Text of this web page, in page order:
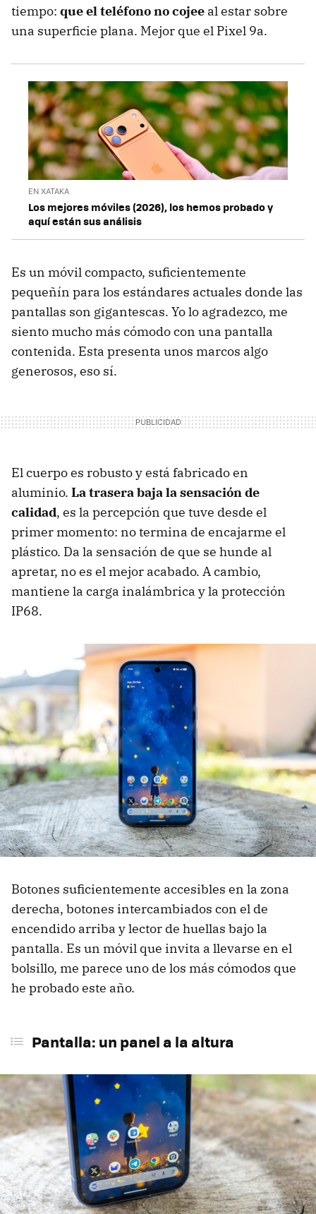
tiempo: que el teléfono no cojee al estar sobre
una superficie plana. Mejor que el Pixel 9a.
EN XATAKA
Los mejores móviles (2026), los hemos probado y
aquí están sus análisis
Es un móvil compacto, suficientemente
pequeñín para los estándares actuales donde las
pantallas son gigantescas. Yo lo agradezco, me
siento mucho más cómodo con una pantalla
contenida. Esta presenta unos marcos algo
generosos, eso sí.
El cuerpo es robusto y está fabricado en
aluminio. La trasera baja la sensación de
calidad, es la percepción que tuve desde el
primer momento: no termina de encajarme el
plástico. Da la sensación de que se hunde al
apretar, no es el mejor acabado. A cambio,
mantiene la carga inalámbrica y la protección
IP68.
Botones suficientemente accesibles en la zona
derecha, botones intercambiados con el de
encendido arriba y lector de huellas bajo la
pantalla. Es un móvil que invita a llevarse en el
bolsillo, me parece uno de los más cómodos que
he probado este año.
Pantalla: un panel a la altura